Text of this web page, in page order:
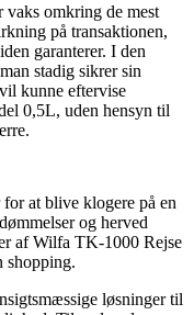
vaks omkring de mest
på transaktionen,
garanterer. I den
stadig sikrer sin
kunne eftervise
0,5L, uden hensyn til
at blive klogere på en
og herved
af Wilfa TK-1000 Rejse
shopping.
løsninger til